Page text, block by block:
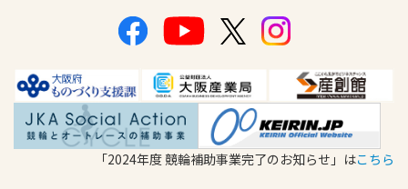
「2024年度 競輪補助事業完了のお知らせ」はこちら